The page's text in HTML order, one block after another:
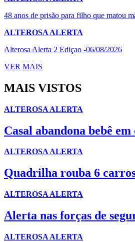
48 anos de prisão para filho que matou
ALTEROSA ALERTA
Alterosa Alerta 2 Ediçao -06/08/2026
VER MAIS
MAIS VISTOS
ALTEROSA ALERTA
Casal abandona bebê
ALTEROSA ALERTA
Quadrilha rouba 6
ALTEROSA ALERTA
Alerta nas forças de
ALTEROSA ALERTA